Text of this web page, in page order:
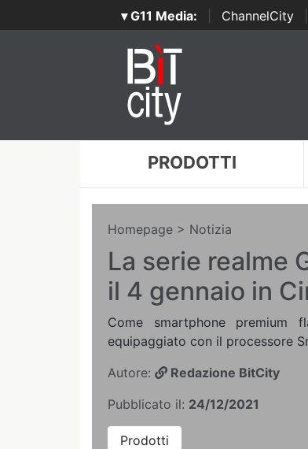
▾ G11 Media: ChannelCity
PRODOTTI
Homepage > Notizia
La serie realme
il 4 gennaio in
Come smartphone premium
equipaggiato con il processore
Autore:
Redazione BitCity
Pubblicato il: 24/12/2021
Prodotti